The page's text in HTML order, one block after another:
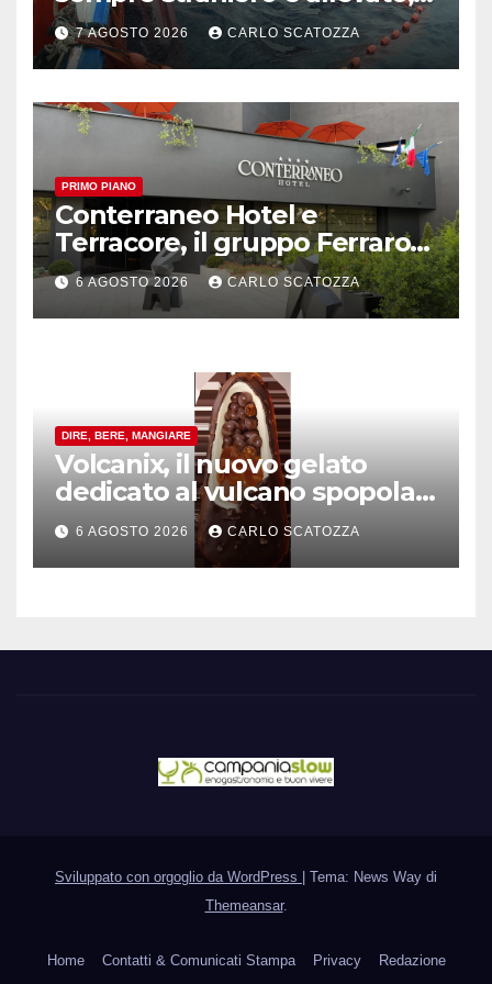
in sofferenza
7 AGOSTO 2026 CARLO SCATOZZA
PRIMO PIANO
Conterraneo Hotel e
Terracore, il gruppo Ferraro
amplia l’ ospitalità e il gusto
alle porte di Caserta
6 AGOSTO 2026 CARLO SCATOZZA
DIRE, BERE, MANGIARE
Volcanix, il nuovo gelato
dedicato al vulcano spopola,
è nato a Caivano
6 AGOSTO 2026 CARLO SCATOZZA
Sviluppato con orgoglio da WordPress
Tema: News Way di
Themeansar.
Home Contatti & Comunicati Stampa Privacy Redazione